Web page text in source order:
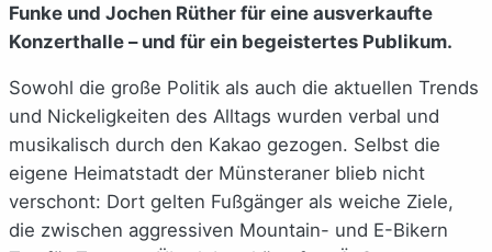
Funke und Jochen Rüther für eine ausverkaufte
Konzerthalle – und für ein begeistertes Publikum.
Sowohl die große Politik als auch die aktuellen Trends
und Nickeligkeiten des Alltags wurden verbal und
musikalisch durch den Kakao gezogen. Selbst die
eigene Heimatstadt der Münsteraner blieb nicht
verschont: Dort gelten Fußgänger als weiche Ziele,
die zwischen aggressiven Mountain- und E-Bikern